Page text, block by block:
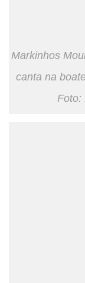
Markinhos
canta na
Foto: